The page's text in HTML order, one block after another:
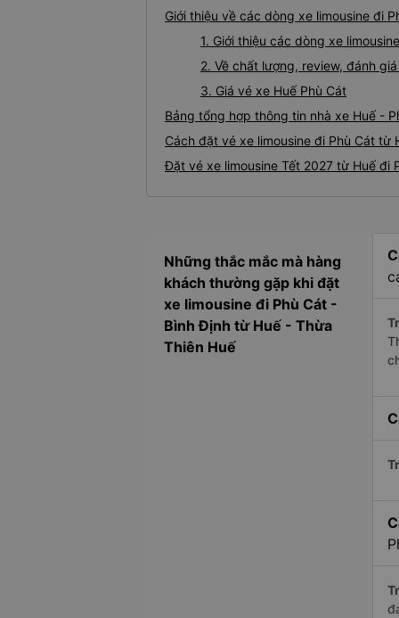
Giới thiệu về các dòng xe limousine đi
1. Giới thiệu các dòng xe
2. Về chất lượng, review, đánh
3. Giá vé xe Huế Phù Cát
Bảng tổng hợp thông tin nhà xe Huế -
Cách đặt vé xe limousine đi Phù Cát từ
Đặt vé xe limousine Tết 2027 từ Huế đi
Những thắc mắc mà hàng
khách thường gặp khi đặt
xe limousine đi Phù Cát -
Bình Định từ Huế - Thừa
Thiên Huế